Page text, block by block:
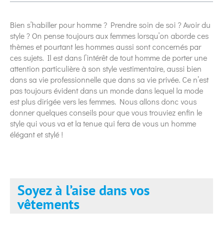
Bien s’habiller pour homme ? Prendre soin de soi ? Avoir du
style ? On pense toujours aux femmes lorsqu’on aborde ces
thèmes et pourtant les hommes aussi sont concernés par
ces sujets. Il est dans l’intérêt de tout homme de porter une
attention particulière à son style vestimentaire, aussi bien
dans sa vie professionnelle que dans sa vie privée. Ce n’est
pas toujours évident dans un monde dans lequel la mode
est plus dirigée vers les femmes. Nous allons donc vous
donner quelques conseils pour que vous trouviez enfin le
style qui vous va et la tenue qui fera de vous un homme
élégant et stylé !
Soyez à l’aise dans vos
vêtements